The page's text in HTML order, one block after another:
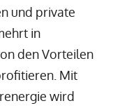
und private
in
den Vorteilen
Mit
wird